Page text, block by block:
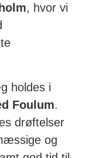
, hvor vi
holdes i
Foulum.
drøftelser
og